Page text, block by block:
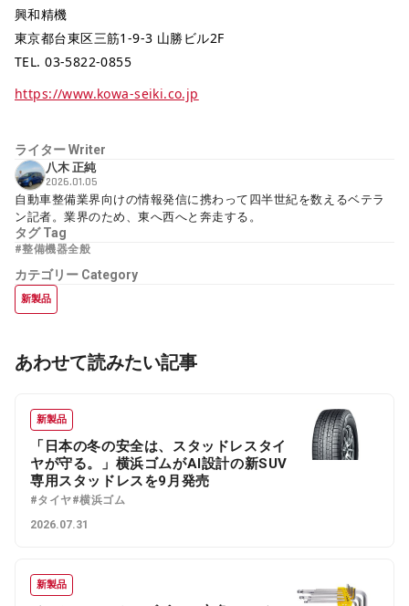
興和精機
東京都台東区三筋1-9-3 山勝ビル2F
TEL. 03-5822-0855
https://www.kowa-seiki.co.jp
ライターWriter
八木 正純
2026.01.05
自動車整備業界向けの情報発信に携わって四半世紀を数えるベテラ
ン記者。業界のため、東へ西へと奔走する。
タグTag
#整備機器全般
カテゴリー Category
新製品
あわせて読みたい記事
新製品
「日本の冬の安全は、スタッドレスタイ
ヤが守る。」横浜ゴムがAI設計の新SUV
専用スタッドレスを9月発売
#タイヤ#横浜ゴム
2026.07.31
新製品